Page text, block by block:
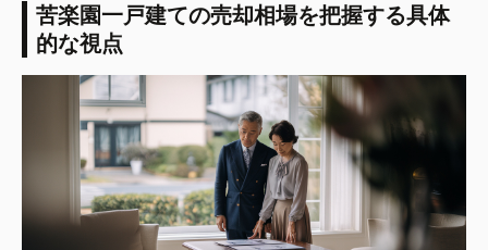
苦楽園一戸建ての売却相場を把握する具体
的な視点